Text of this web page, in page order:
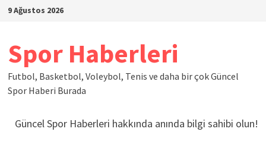
İçeriğe
9 Ağustos 2026
Spor Haberleri
Futbol, Basketbol, Voleybol, Tenis ve daha bir çok Güncel
Spor Haberi Burada
Güncel Spor Haberleri hakkında anında bilgi sahibi olun!